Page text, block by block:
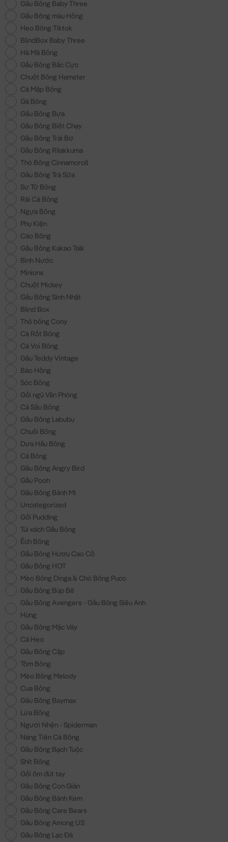
Gấu Bông Baby Three
Gấu Bông màu Hồng
Heo Bông Tiktok
BlindBox Baby Three
Hà Mã Bông
Gấu Bông Bắc Cực
Chuột Bông Hamster
Cá Mập Bông
Gà Bông
Gấu Bông Bựa
Gấu Bông Biết Chạy
Gấu Bông Trái Bơ
Gấu Bông Rilakkuma
Thỏ Bông Cinnamoroll
Gấu Bông Trà Sữa
Sư Tử Bông
Rái Cá Bông
Ngựa Bông
Phụ Kiện
Cáo Bông
Gấu Bông Kakao Talk
Bình Nước
Minions
Chuột Mickey
Gấu Bông Sinh Nhật
Blind Box
Thỏ bông Cony
Cà Rốt Bông
Cá Voi Bông
Gấu Teddy Vintage
Báo Hồng
Sóc Bông
Gối ngủ Văn Phòng
Cá Sấu Bông
Gấu Bông Labubu
Chuối Bông
Dưa Hấu Bông
Cá Bông
Gấu Bông Angry Bird
Gấu Pooh
Gấu Bông Bánh Mì
Uncategorized
Gối Pudding
Túi xách Gấu Bông
Ếch Bông
Gấu Bông Hươu Cao Cổ
Gấu Bông HOT
Mèo Bông Dinga & Chó Bông Puco
Gấu Bông Búp Bê
Gấu Bông Avengers - Gấu Bông Siêu Anh
Hùng
Gấu Bông Mặc Váy
Cá Heo
Gấu Bông Cặp
Tôm Bông
Mèo Bông Melody
Cua Bông
Gấu Bông Baymax
Lừa Bông
Người Nhện - Spiderman
Nàng Tiên Cá Bông
Gấu Bông Bạch Tuộc
Shit Bông
Gối ôm đút tay
Gấu Bông Con Gián
Gấu Bông Bánh Kem
Gấu Bông Care Bears
Gấu Bông Among US
Gấu Bông Lạc Đà